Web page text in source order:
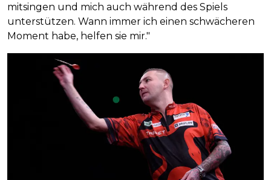
mitsingen und mich auch während des Spiels
unterstützen. Wann immer ich einen schwächeren
Moment habe, helfen sie mir."